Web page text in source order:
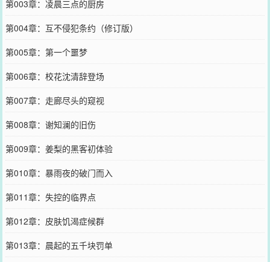
跳跃”。落地瞬间，他紧紧抱住颤抖的姜梨，在亿万镜头前低语：
“嘘，这是我们的违规暗号——以前是你妈妈，以后，只能是你。”
您要是觉得《嘘，这是我们的违规暗号
QQ群和微博微信里的朋友推荐哦！
第003章：凌晨三点的厨房
第004章：互不侵犯条约（修订版）
第005章：第一个噩梦
第006章：校花沈清辞登场
第007章：走廊尽头的窥视
第008章：谢知澜的旧伤
第009章：姜梨的黑客初体验
第010章：暴雨夜的破门而入
第011章：失控的临界点
第012章：皮肤饥渴症候群
第013章：晨起的五千块罚单